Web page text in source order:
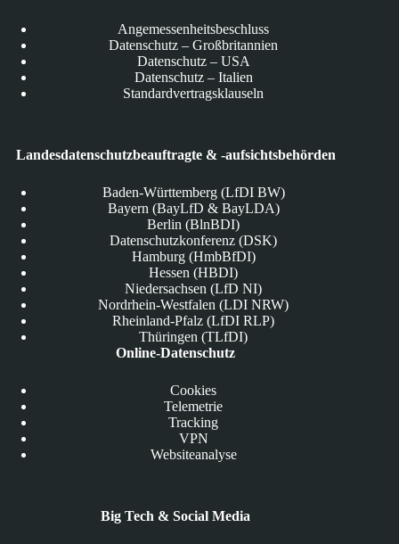
Angemessenheitsbeschluss
Datenschutz – Großbritannien
Datenschutz – USA
Datenschutz – Italien
Standardvertragsklauseln
Landesdatenschutzbeauftragte & -aufsichtsbehörden
Baden-Württemberg (LfDI BW)
Bayern (BayLfD & BayLDA)
Berlin (BlnBDI)
Datenschutzkonferenz (DSK)
Hamburg (HmbBfDI)
Hessen (HBDI)
Niedersachsen (LfD NI)
Nordrhein-Westfalen (LDI NRW)
Rheinland-Pfalz (LfDI RLP)
Thüringen (TLfDI)
Online-Datenschutz
Cookies
Telemetrie
Tracking
VPN
Websiteanalyse
Big Tech & Social Media